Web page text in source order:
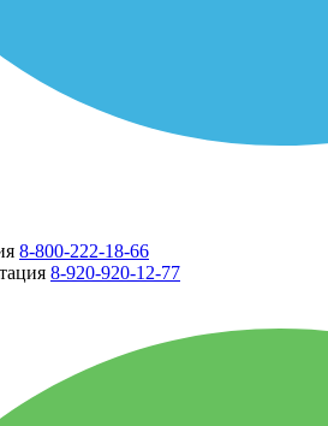
8-800-222-18-66
8-920-920-12-77